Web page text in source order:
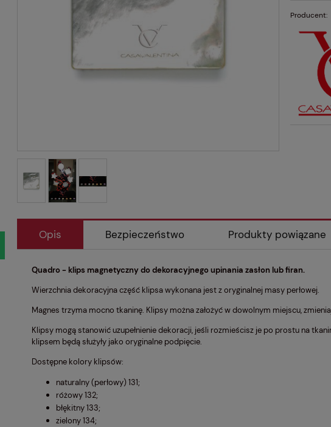
Producent:
Opis Bezpieczeństwo Produkty powiązane
Quadro - klips magnetyczny do dekoracyjnego upinania zasłon lub firan.
Wierzchnia dekoracyjna część klipsa wykonana jest z oryginalnej masy perłowej.
Magnes trzyma mocno tkaninę. Klipsy można założyć w dowolnym miejscu,
Klipsy mogą stanowić uzupełnienie dekoracji, jeśli rozmieścisz je po prostu na
klipsem będą służyły jako oryginalne podpięcie.
Dostępne kolory klipsów:
naturalny (perłowy) 131;
różowy 132;
błękitny 133;
zielony 134;